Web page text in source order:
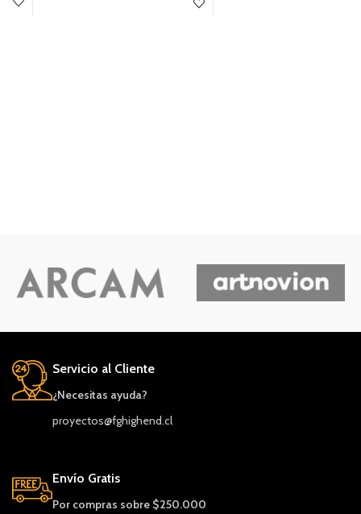
Servicio al Cliente
¿Necesitas ayuda?
proyectos@fghighend.cl
Envío Gratis
Por compras sobre $250.000